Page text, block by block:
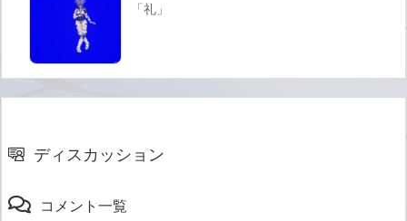
「礼」
ディスカッション
コメント一覧